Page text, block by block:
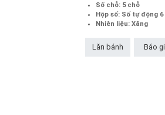
Số chỗ: 5 chỗ
Hộp số: Số tự động
Nhiên liệu: Xăng
Lăn bánh Báo